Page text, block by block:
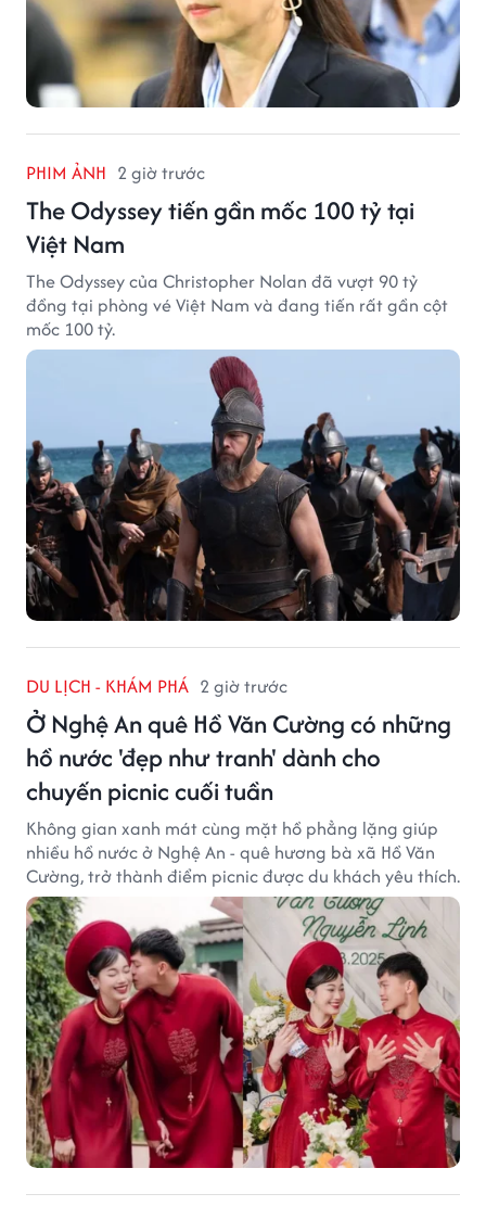
PHIM ẢNH 2 giờ trước
The Odyssey tiến gần mốc 100 tỷ tại
Việt Nam
The Odyssey của Christopher Nolan đã vượt 90 tỷ
đồng tại phòng vé Việt Nam và đang tiến rất gần cột
mốc 100 tỷ.
DU LỊCH - KHÁM PHÁ 2 giờ trước
Ở Nghệ An quê Hồ Văn Cường có những
hồ nước 'đẹp như tranh' dành cho
chuyến picnic cuối tuần
Không gian xanh mát cùng mặt hồ phẳng lặng giúp
nhiều hồ nước ở Nghệ An - quê hương bà xã Hồ Văn
Cường, trở thành điểm picnic được du khách yêu thích.